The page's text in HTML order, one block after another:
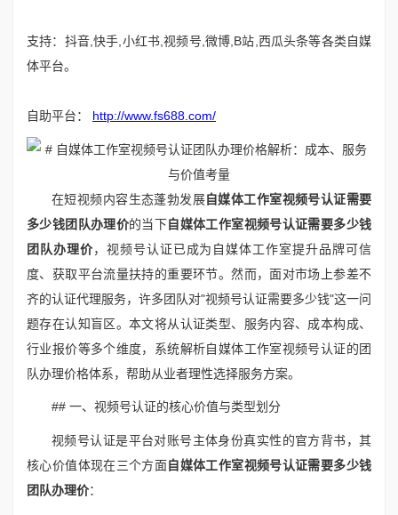
支持：抖音,快手,小红书,视频号,微博,B站,西瓜头条等各类自媒
体平台。
自助平台： http://www.fs688.com/
在短视频内容生态蓬勃发展自媒体工作室视频号认证需要
多少钱团队办理价的当下自媒体工作室视频号认证需要多少钱
团队办理价，视频号认证已成为自媒体工作室提升品牌可信
度、获取平台流量扶持的重要环节。然而，面对市场上参差不
齐的认证代理服务，许多团队对"视频号认证需要多少钱"这一问
题存在认知盲区。本文将从认证类型、服务内容、成本构成、
行业报价等多个维度，系统解析自媒体工作室视频号认证的团
队办理价格体系，帮助从业者理性选择服务方案。
## 一、视频号认证的核心价值与类型划分
视频号认证是平台对账号主体身份真实性的官方背书，其
核心价值体现在三个方面自媒体工作室视频号认证需要多少钱
团队办理价：